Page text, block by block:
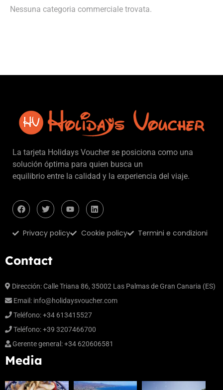
Nessuna categoria commerciale trovata.
La tarjeta Holidays Voucher se posiciona como una
solución óptima para quien busca un
equilibrio entre la calidad y la experiencia del viaje.
Privacy policy Cookie policy Termini e condizioni
Contact
Dirección: Calle Triana 86, 35002 Las Palmas de Gran Canaria (ES)
Email: info@holidaysvoucher.com
Teléfono: +34 613415527
Teléfono: +39 3207466700
Gerente general: +34 620606581
Media